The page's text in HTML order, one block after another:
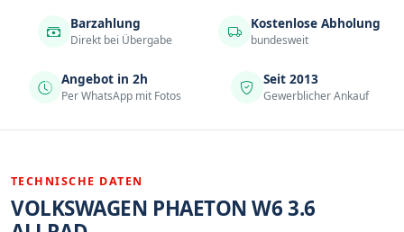
Barzahlung
Direkt bei Übergabe
Kostenlose Abholung
bundesweit
Angebot in 2h
Per WhatsApp mit Fotos
Seit 2013
Gewerblicher Ankauf
TECHNISCHE DATEN
VOLKSWAGEN PHAETON W6 3.6